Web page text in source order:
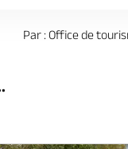
Par : Office de